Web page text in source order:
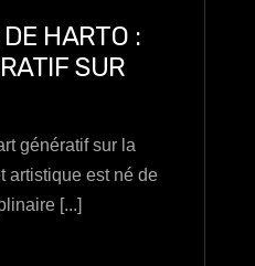
HARTO :
SUR
génératif sur la
artistique est né de
[...]